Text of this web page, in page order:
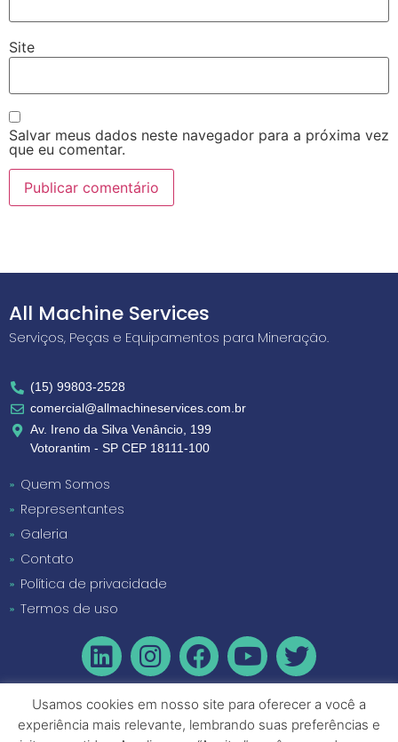
Site
Salvar meus dados neste navegador para a próxima vez
que eu comentar.
All Machine Services
Serviços, Peças e Equipamentos para Mineração.
(15) 99803-2528
comercial@allmachineservices.com.br
Av. Ireno da Silva Venâncio, 199
Votorantim - SP CEP 18111-100
Quem Somos
Representantes
Galeria
Contato
Política de privacidade
Termos de uso
Usamos cookies em nosso site para oferecer a você a
experiência mais relevante, lembrando suas preferências e